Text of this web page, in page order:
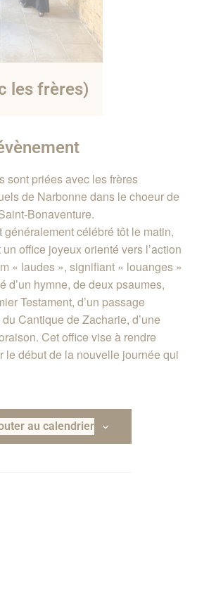
les frères)
sont priées avec les frères
de Narbonne dans le choeur de
Bonaventure.
généralement célébré tôt le matin,
office joyeux orienté vers l’action
« laudes », signifiant « louanges »
d’un hymne, de deux psaumes,
Testament, d’un passage
Cantique de Zacharie, d’une
Cet office vise à rendre
le début de la nouvelle journée qui
au calendrier